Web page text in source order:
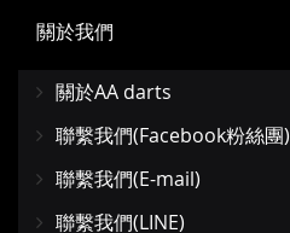
關於我們
關於AA darts
聯繫我們(Facebook粉絲團)
聯繫我們(E-mail)
聯繫我們(LINE)